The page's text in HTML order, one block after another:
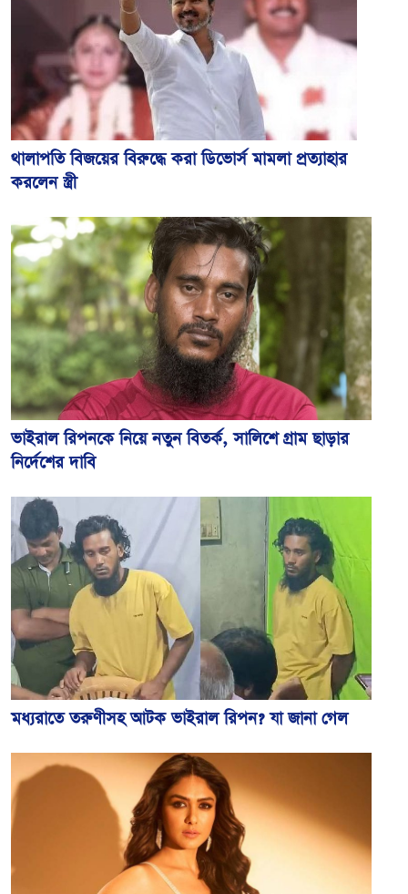
থালাপতি বিজয়ের বিরুদ্ধে করা ডিভোর্স মামলা প্রত্যাহার
করলেন স্ত্রী
ভাইরাল রিপনকে নিয়ে নতুন বিতর্ক, সালিশে গ্রাম ছাড়ার
নির্দেশের দাবি
মধ্যরাতে তরুণীসহ আটক ভাইরাল রিপন? যা জানা গেল